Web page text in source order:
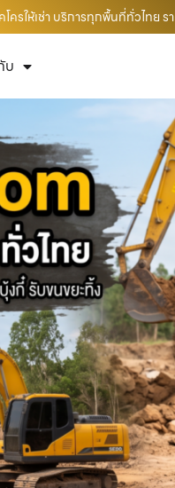
ครให้เช่า บริการทุกพื้นที่ทั่วไทย ร
บ